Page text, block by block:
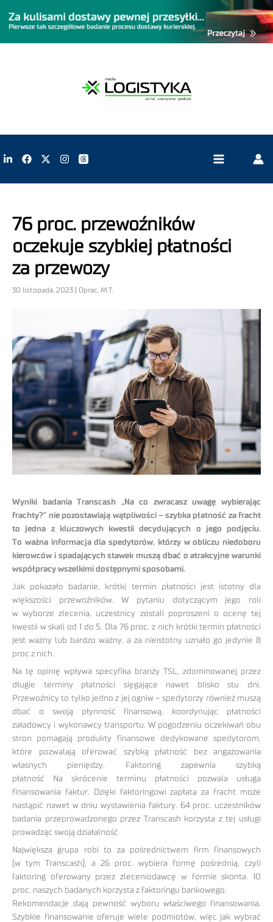
76 proc. przewoźników
oczekuje szybkiej płatności
za przewozy
30 listopada, 2023 | Oprac. M.T.
Wyniki badania Transcash „Na co zwracasz uwagę wybierając
frachty?” nie pozostawiają wątpliwości – szybka płatność za fracht
to jedna z kluczowych kwestii decydujących o jego podjęciu.
To ważna informacja dla spedytorów, którzy w obliczu niedoboru
kierowców i spadających stawek muszą dbać o atrakcyjne warunki
współpracy wszelkimi dostępnymi sposobami.
Jak pokazało badanie, krótki termin płatności jest istotny dla
większości przewoźników. W pytaniu dotyczącym jego roli
w wyborze zlecenia, uczestnicy zostali poproszeni o ocenę tej
kwestii w skali od 1 do 5. Dla 76 proc. z nich krótki termin płatności
jest ważny lub bardzo ważny, a za nieistotny uznało go jedynie 8
proc z nich.
Na tę opinię wpływa specyfika branży TSL, zdominowanej przez
długie terminy płatności sięgające nawet blisko stu dni.
Przewoźnicy to tylko jedno z jej ogniw – spedytorzy również muszą
dbać o swoją płynność finansową, koordynując płatności
załadowcy i wykonawcy transportu. W pogodzeniu oczekiwań obu
stron pomagają produkty finansowe dedykowane spedytorom,
które pozwalają oferować szybką płatność bez angażowania
własnych pieniędzy. Faktoring zapewnia szybką
płatność Na skrócenie terminu płatności pozwala usługa
finansowania faktur. Dzięki faktoringowi zapłata za fracht może
nastąpić nawet w dniu wystawienia faktury. 64 proc. uczestników
badania przeprowadzonego przez Transcash korzysta z tej usługi
prowadząc swoją działalność
Największa grupa robi to za pośrednictwem firm finansowych
(w tym Transcash), a 26 proc. wybiera formę pośrednią, czyli
faktoring oferowany przez zleceniodawcę w formie skonta. 10
proc. naszych badanych korzysta z faktoringu bankowego.
Rekomendacje dają pewność wyboru właściwego finansowania.
Szybkie finansowanie oferuje wiele podmiotów, więc jak wybrać